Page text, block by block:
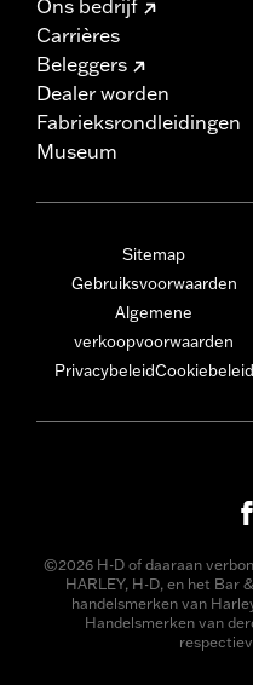
Ons bedrijf
Carrières
Beleggers
Dealer worden
Fabrieksrondleidingen
Museum
Sitemap
Gebruiksvoorwaarden
Algemene
verkoopvoorwaarden
PrivacybeleidCookiebeleid
©2026 H-D of daaraan
HARLEY, H-D, en het Bar
handelsmerken van
Handelsmerken van